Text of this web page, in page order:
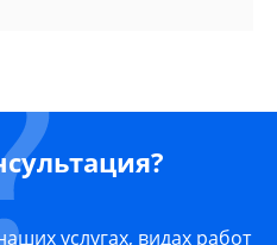
услугах, видах работ